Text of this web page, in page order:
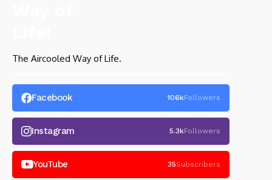
The Aircooled Way of Life.
Facebook 106kFollowers
Instagram 5.3kFollowers
YouTube 35Subscribers